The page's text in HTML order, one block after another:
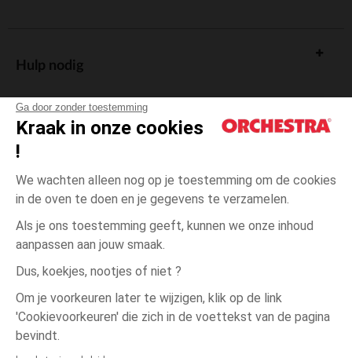
Ga door zonder toestemming
Kraak in onze cookies
!
We wachten alleen nog op je toestemming om de cookies
in de oven te doen en je gegevens te verzamelen.
Als je ons toestemming geeft, kunnen we onze inhoud
aanpassen aan jouw smaak.
Dus, koekjes, nootjes of niet ?
Om je voorkeuren later te wijzigen, klik op de link
'Cookievoorkeuren' die zich in de voettekst van de pagina
bevindt.
Beige Beige
één
Hulp nodig
Algemene verkoopsvoorwaarden
Wettelijke bepalingen
Persoonsgegevens